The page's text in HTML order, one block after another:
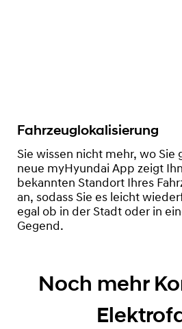
Fahrzeuglokalisierung
Sie wissen nicht mehr, wo Sie
neue myHyundai App zeigt
bekannten Standort Ihres
an, sodass Sie es leicht
egal ob in der Stadt oder in
Gegend.
Noch mehr